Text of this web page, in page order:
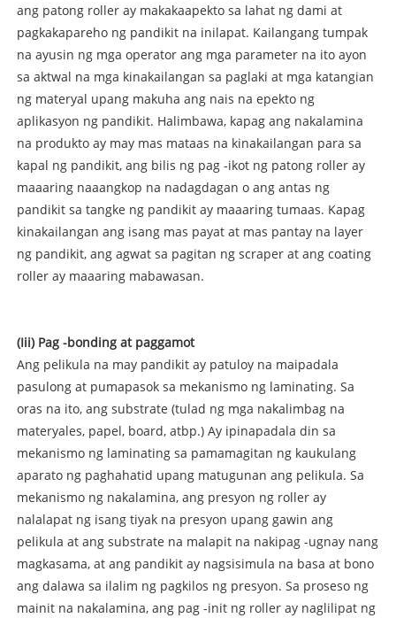
ang patong roller ay makakaapekto sa lahat ng dami at
pagkakapareho ng pandikit na inilapat. Kailangang tumpak
na ayusin ng mga operator ang mga parameter na ito ayon
sa aktwal na mga kinakailangan sa paglaki at mga katangian
ng materyal upang makuha ang nais na epekto ng
aplikasyon ng pandikit. Halimbawa, kapag ang nakalamina
na produkto ay may mas mataas na kinakailangan para sa
kapal ng pandikit, ang bilis ng pag -ikot ng patong roller ay
maaaring naaangkop na nadagdagan o ang antas ng
pandikit sa tangke ng pandikit ay maaaring tumaas. Kapag
kinakailangan ang isang mas payat at mas pantay na layer
ng pandikit, ang agwat sa pagitan ng scraper at ang coating
roller ay maaaring mabawasan.
(Iii) Pag -bonding at paggamot
Ang pelikula na may pandikit ay patuloy na maipadala
pasulong at pumapasok sa mekanismo ng laminating. Sa
oras na ito, ang substrate (tulad ng mga nakalimbag na
materyales, papel, board, atbp.) Ay ipinapadala din sa
mekanismo ng laminating sa pamamagitan ng kaukulang
aparato ng paghahatid upang matugunan ang pelikula. Sa
mekanismo ng nakalamina, ang presyon ng roller ay
nalalapat ng isang tiyak na presyon upang gawin ang
pelikula at ang substrate na malapit na nakipag -ugnay nang
magkasama, at ang pandikit ay nagsisimula na basa at bono
ang dalawa sa ilalim ng pagkilos ng presyon. Sa proseso ng
mainit na nakalamina, ang pag -init ng roller ay naglilipat ng